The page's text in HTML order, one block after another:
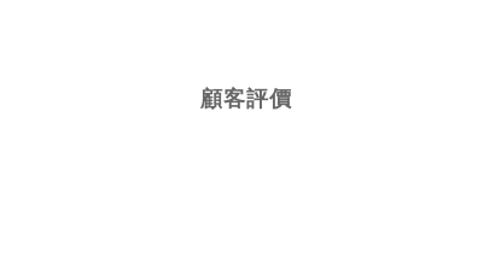
顧客評價